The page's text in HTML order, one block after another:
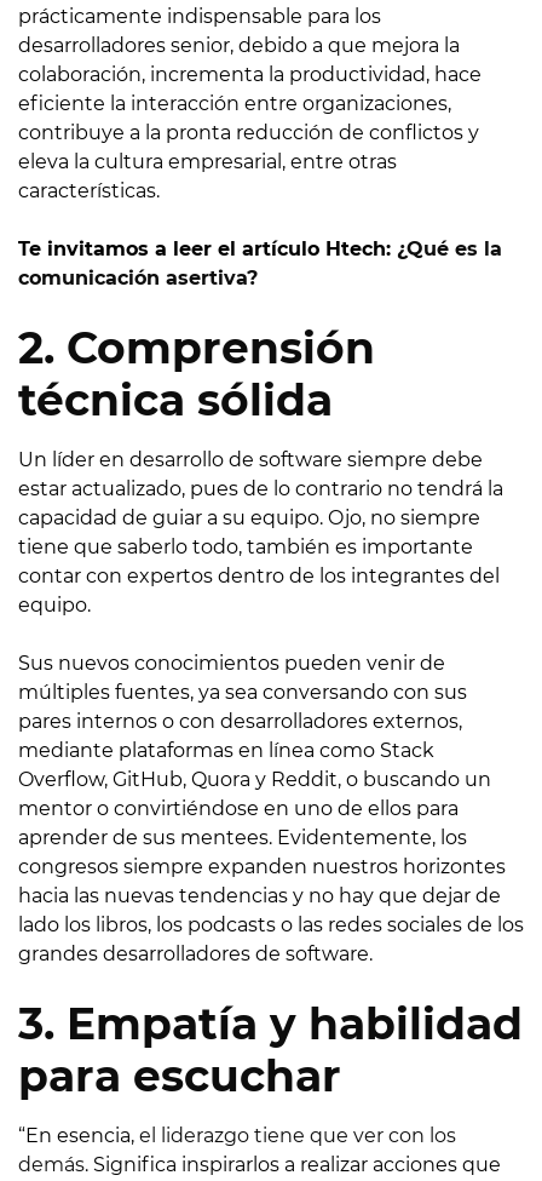
prácticamente indispensable para los
desarrolladores senior, debido a que mejora la
colaboración, incrementa la productividad, hace
eficiente la interacción entre organizaciones,
contribuye a la pronta reducción de conflictos y
eleva la cultura empresarial, entre otras
características.
Te invitamos a leer el artículo Htech: ¿Qué es la
comunicación asertiva?
2. Comprensión
técnica sólida
Un líder en desarrollo de software siempre debe
estar actualizado, pues de lo contrario no tendrá la
capacidad de guiar a su equipo. Ojo, no siempre
tiene que saberlo todo, también es importante
contar con expertos dentro de los integrantes del
equipo.
Sus nuevos conocimientos pueden venir de
múltiples fuentes, ya sea conversando con sus
pares internos o con desarrolladores externos,
mediante plataformas en línea como Stack
Overflow, GitHub, Quora y Reddit, o buscando un
mentor o convirtiéndose en uno de ellos para
aprender de sus mentees. Evidentemente, los
congresos siempre expanden nuestros horizontes
hacia las nuevas tendencias y no hay que dejar de
lado los libros, los podcasts o las redes sociales de los
grandes desarrolladores de software.
3. Empatía y habilidad
para escuchar
“En esencia, el liderazgo tiene que ver con los
demás. Significa inspirarlos a realizar acciones que